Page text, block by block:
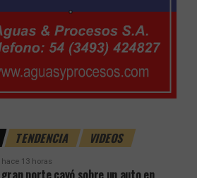
TENDENCIA VIDEOS
hace 13 horas
porte cayó sobre un auto en